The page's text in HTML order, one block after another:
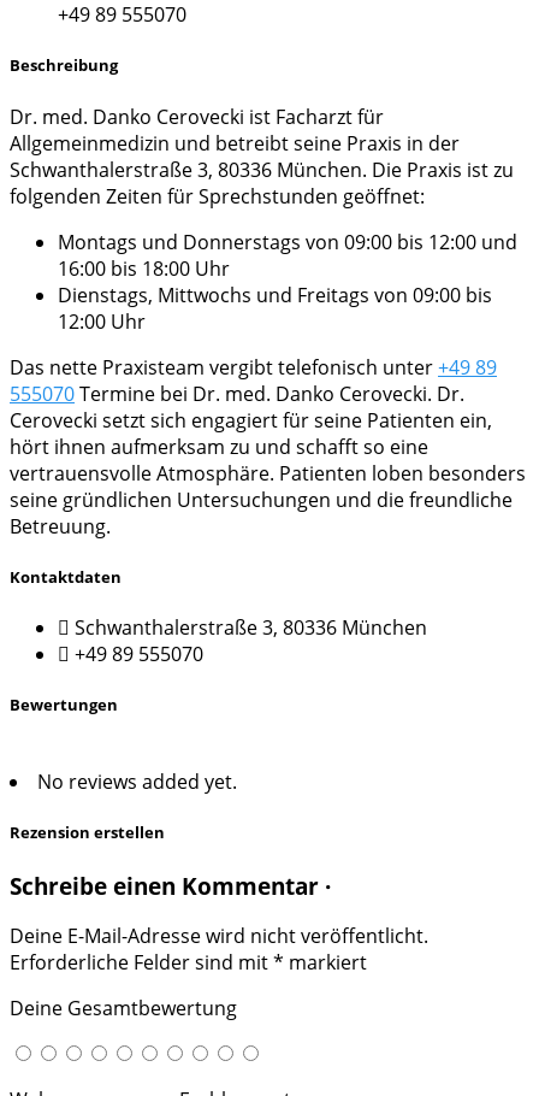
+49 89 555070
Beschreibung
Dr. med. Danko Cerovecki ist Facharzt für
Allgemeinmedizin und betreibt seine Praxis in der
Schwanthalerstraße 3, 80336 München. Die Praxis ist zu
folgenden Zeiten für Sprechstunden geöffnet:
Montags und Donnerstags von 09:00 bis 12:00 und
16:00 bis 18:00 Uhr
Dienstags, Mittwochs und Freitags von 09:00 bis
12:00 Uhr
Das nette Praxisteam vergibt telefonisch unter+49 89
555070Termine bei Dr. med. Danko Cerovecki. Dr.
Cerovecki setzt sich engagiert für seine Patienten ein,
hört ihnen aufmerksam zu und schafft so eine
vertrauensvolle Atmosphäre. Patienten loben besonders
seine gründlichen Untersuchungen und die freundliche
Betreuung.
Kontaktdaten
Schwanthalerstraße 3, 80336 München
+49 89 555070
Bewertungen
No reviews added yet.
Rezension erstellen
Schreibe einen Kommentar ·
Deine E-Mail-Adresse wird nicht veröffentlicht.
Erforderliche Felder sind mit* markiert
Deine Gesamtbewertung